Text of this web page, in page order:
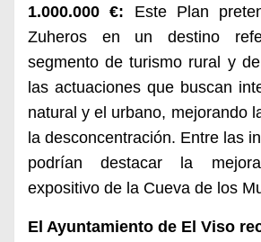
1.000.000 €: Este Plan
Zuheros en un destino
segmento de turismo rural y
las actuaciones que buscan
natural y el urbano, mejorando
la desconcentración. Entre las
podrían destacar la
expositivo de la Cueva de los
El Ayuntamiento de El Viso